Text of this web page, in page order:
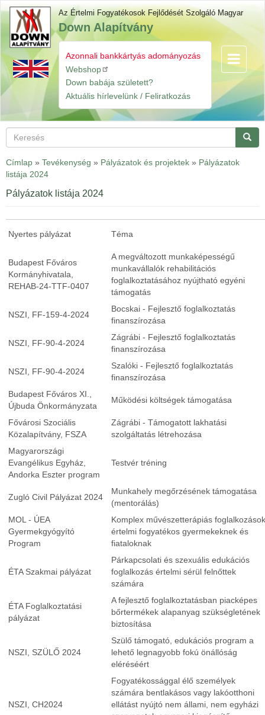
Ugrás
tartalomra
Az Értelmi Fogyatékosok Fejlődését Szolgáló Magyar
Down Alapítvány
Gyorslinkek
Azonnali bankkártyás adományozás
Webshop
Down babája született?
Aktuális hírlevelünk / Feliratkozás
Navigáció
Keresés
Címlap » Tevékenység » Pályázatok és projektek » Pályázatok
listája 2024
Pályázatok listája 2024
Nyertes pályázat Téma
Budapest Főváros
Kormányhivatala,
REHAB-24-TTF-0407
A megváltozott munkaképességű
munkavállalók rehabilitációs
foglalkoztatásához nyújtható egyéni
támogatás
NSZI, FF-159-4-2024
Bocskai - Fejlesztő foglalkoztatás
finanszírozása
NSZI, FF-90-4-2024
Zágrábi - Fejlesztő foglalkoztatás
finanszírozása
NSZI, FF-90-4-2024
Szalóki - Fejlesztő foglalkoztatás
finanszírozása
Budapest Főváros XI.,
Újbuda Önkormányzata
Működési költségek támogatása
Fővárosi Szociális
Közalapítvány, FSZA
Zágrábi - Támogatott lakhatási
szolgáltatás létrehozása
Magyarországi
Evangélikus Egyház,
Andorka Eszter program
Testvér tréning
Zugló Civil Pályázat 2024
Munkahely megőrzésének támogatása
(mentorálás)
MOL - ÚEA
Gyermekgyógyító
Program
Komplex művészetterápiás
értelmi fogyatékos gyermekeknek és
fiataloknak
ÉTA Szakmai pályázat
Párkapcsolati és szexuális edukációs
foglalkozás értelmi sérül felnőttek
számára
ÉTA Foglalkoztatási
pályázat
A fejlesztő foglalkoztatásban piacképes
bőrtermékek alapanyag szükségletének
biztosítása
NSZI, SZÜLŐ 2024
Szülő támogató, edukációs program a
lehető legnagyobb fokú önállóság
eléréséért
NSZI, CH2024
Fogyatékossággal élő személyek
számára bentlakásos vagy lakóotthoni
ellátást nyújtó nem állami, nem egyházi